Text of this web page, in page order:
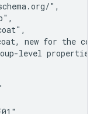
",
new for the
level properties